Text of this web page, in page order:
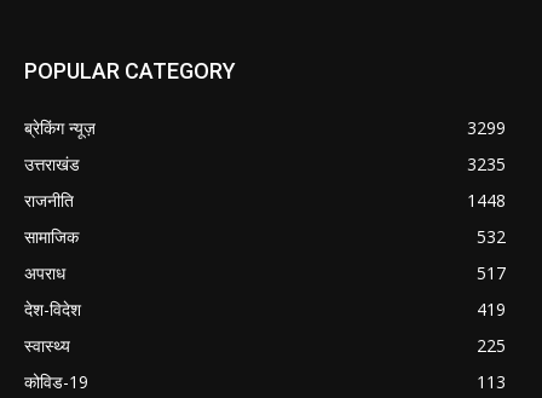
POPULAR CATEGORY
ब्रेकिंग न्यूज़
3299
उत्तराखंड
3235
राजनीति
1448
सामाजिक
532
अपराध
517
देश-विदेश
419
स्वास्थ्य
225
कोविड-19
113